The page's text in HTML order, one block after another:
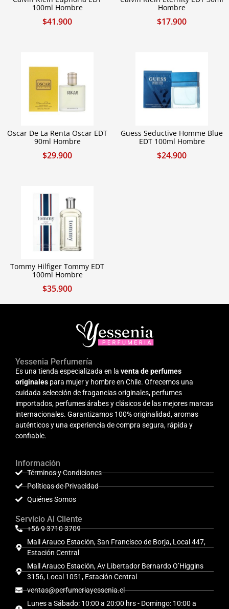
100ml Hombre
$41.900
Hombre
$17.900
Oscar De La Renta Oscar EDT
90ml Hombre
$29.900
Guess Seductive Homme Blue
EDT 100ml Hombre
$24.900
Tommy Hilfiger Tommy EDT
100ml Hombre
$35.900
Yessenia Perfumería
Es una tienda especializada en la venta de perfumes
originales para mujer y hombre en Chile. Ofrecemos una
cuidada selección de fragancias originales, perfumes
importados, perfumes árabes y clásicos de las mejores marcas
internacionales. Garantizamos 100% originalidad, aromas
auténticos y una experiencia de compra segura, rápida y
confiable.
Información
Términos y Condiciones
Políticas de Privacidad
Quiénes Somos
Servicio Al Cliente
+56 9 3710 3709
Mall Arauco Estación, San Francisco de Borja, Local 447,
Estación Central
Mall Arauco Estación, Av Libertador Bernardo O’Higgins
3156, Local 1051, Estación Central
ventas@perfumeriayessenia.cl
Lunes a Sábado: 10:00 a 20:00 hrs - Domingo: 10:00 a